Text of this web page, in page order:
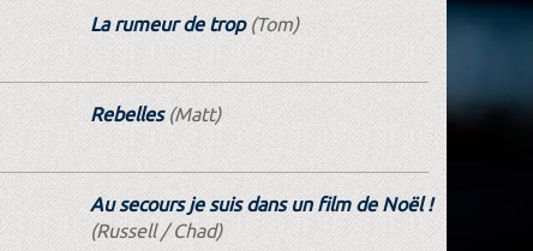
La rumeur de trop(Tom)
Rebelles(Matt)
Au secours je suis dans un film de Noël !
(Russell / Chad)